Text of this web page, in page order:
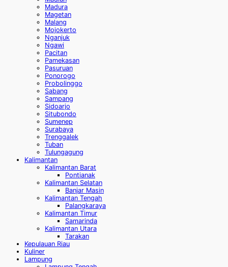
Madura
Magetan
Malang
Mojokerto
Nganjuk
Ngawi
Pacitan
Pamekasan
Pasuruan
Ponorogo
Probolinggo
Sabang
Sampang
Sidoarjo
Situbondo
Sumenep
Surabaya
Trenggalek
Tuban
Tulungagung
Kalimantan
Kalimantan Barat
Pontianak
Kalimantan Selatan
Banjar Masin
Kalimantan Tengah
Palangkaraya
Kalimantan Timur
Samarinda
Kalimantan Utara
Tarakan
Kepulauan Riau
Kuliner
Lampung